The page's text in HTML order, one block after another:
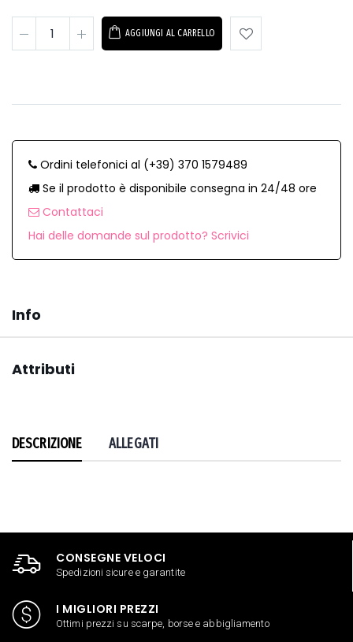
AGGIUNGI AL CARRELLO
Ordini telefonici al (+39) 370 1579489
Se il prodotto è disponibile consegna in 24/48 ore
Contattaci
Hai delle domande sul prodotto? Scrivici
Info
Attributi
DESCRIZIONE ALLEGATI
CONSEGNE VELOCI
Spedizioni sicure e garantite
I MIGLIORI PREZZI
Ottimi prezzi su scarpe, borse e abbigliamento